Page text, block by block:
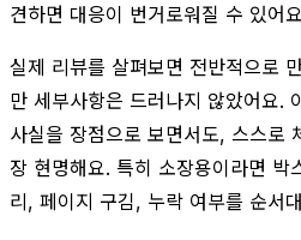
견하면 대응이 번거로워질 수 있어
실제 리뷰를 살펴보면 전반적으로
만 세부사항은 드러나지 않았어요.
사실을 장점으로 보면서도, 스스로
장 현명해요. 특히 소장용이라면 박
리, 페이지 구김, 누락 여부를 순서